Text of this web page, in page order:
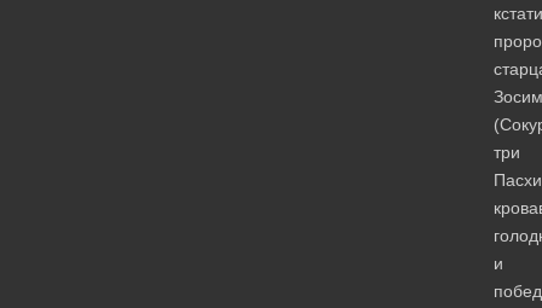
кстати
три
и